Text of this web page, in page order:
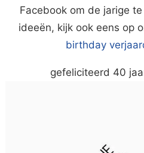
Facebook om de jarige
ideeën, kijk ook eens op
birthday
gefeliciteerd 40